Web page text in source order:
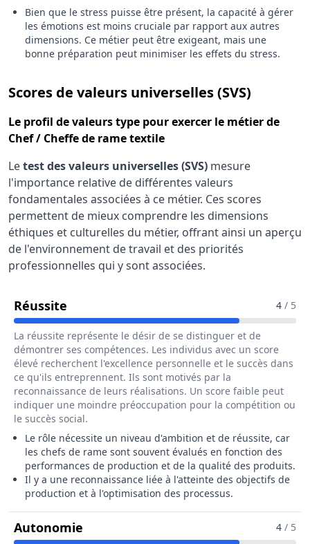
Bien que le stress puisse être présent, la capacité à gérer
les émotions est moins cruciale par rapport aux autres
dimensions. Ce métier peut être exigeant, mais une
bonne préparation peut minimiser les effets du stress.
Scores de valeurs universelles (SVS)
Le profil de valeurs type pour exercer le métier de
Chef / Cheffe de rame textile
Letest des valeurs universelles (SVS) mesure
l'importance relative de différentes valeurs
fondamentales associées à ce métier. Ces scores
permettent de mieux comprendre les dimensions
éthiques et culturelles du métier, offrant ainsi un aperçu
de l'environnement de travail et des priorités
professionnelles qui y sont associées.
Réussite Pour Le Métier De Chef / Cheffe De
4 / 5
La réussite représente le désir de se distinguer et de
démontrer ses compétences. Les individus avec un score
élevé recherchent l'excellence personnelle et le succès dans
ce qu'ils entreprennent. Ils sont motivés par la
reconnaissance de leurs réalisations. Un score faible peut
indiquer une moindre préoccupation pour la compétition ou
le succès social.
Le rôle nécessite un niveau d'ambition et de réussite, car
les chefs de rame sont souvent évalués en fonction des
performances de production et de la qualité des produits.
Il y a une reconnaissance liée à l'atteinte des objectifs de
production et à l'optimisation des processus.
Autonomie Pour Le Métier De Chef / Cheffe De
4 / 5